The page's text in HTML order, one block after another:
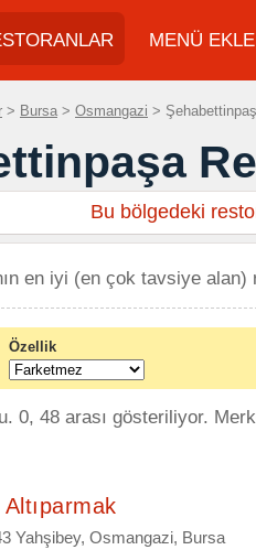
MENÜ EKLE
> Bursa > Osmangazi >
Bu bölgedeki
en iyi (en çok tavsiye alan)
Özellik
0, 48 arası gösteriliyor.
Yahşibey, Osmangazi, Bursa